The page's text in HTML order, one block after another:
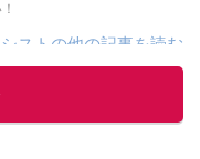
ストの他の記事を読む